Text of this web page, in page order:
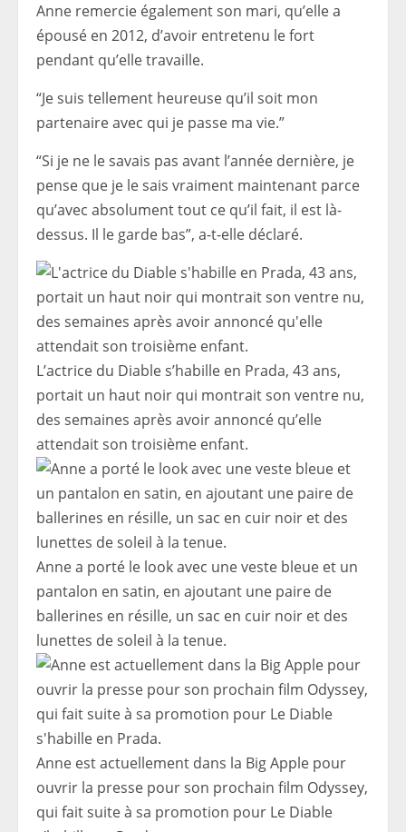
Anne remercie également son mari, qu’elle a
épousé en 2012, d’avoir entretenu le fort
pendant qu’elle travaille.
“Je suis tellement heureuse qu’il soit mon
partenaire avec qui je passe ma vie.”
“Si je ne le savais pas avant l’année dernière, je
pense que je le sais vraiment maintenant parce
qu’avec absolument tout ce qu’il fait, il est là-
dessus. Il le garde bas”, a-t-elle déclaré.
L’actrice du Diable s’habille en Prada, 43 ans,
portait un haut noir qui montrait son ventre nu,
des semaines après avoir annoncé qu’elle
attendait son troisième enfant.
Anne a porté le look avec une veste bleue et un
pantalon en satin, en ajoutant une paire de
ballerines en résille, un sac en cuir noir et des
lunettes de soleil à la tenue.
Anne est actuellement dans la Big Apple pour
ouvrir la presse pour son prochain film Odyssey,
qui fait suite à sa promotion pour Le Diable